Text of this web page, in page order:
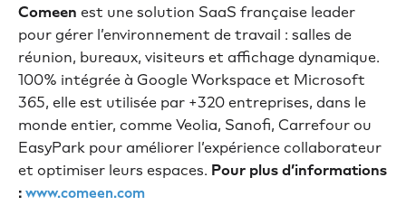
Comeen est une solution SaaS française leader
pour gérer l’environnement de travail : salles de
réunion, bureaux, visiteurs et affichage dynamique.
100% intégrée à Google Workspace et Microsoft
365, elle est utilisée par +320 entreprises, dans le
monde entier, comme Veolia, Sanofi, Carrefour ou
EasyPark pour améliorer l’expérience collaborateur
et optimiser leurs espaces. Pour plus d’informations
: www.comeen.com